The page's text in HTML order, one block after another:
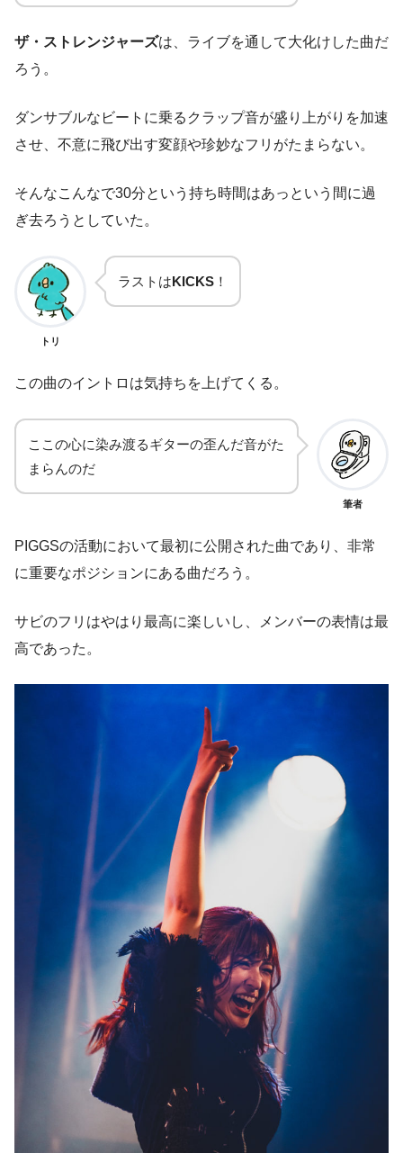
ザ・ストレンジャーズは、ライブを通して大化けした曲だ
ろう。
ダンサブルなビートに乗るクラップ音が盛り上がりを加速
させ、不意に飛び出す変顔や珍妙なフリがたまらない。
そんなこんなで30分という持ち時間はあっという間に過
ぎ去ろうとしていた。
トリ
ラストはKICKS ！
この曲のイントロは気持ちを上げてくる。
ここの心に染み渡るギターの歪んだ音がた
まらんのだ
筆者
PIGGSの活動において最初に公開された曲であり、非常
に重要なポジションにある曲だろう。
サビのフリはやはり最高に楽しいし、メンバーの表情は最
高であった。